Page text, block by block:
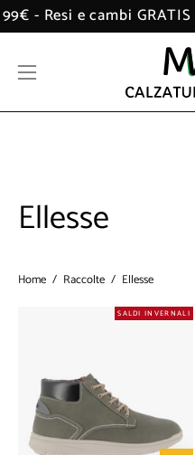
Salta
al
- Resi e cambi GRATIS
Apri
menu
Ellesse
Home / Raccolte / Ellesse
Sneakers
Uomo
-
Oliva
SALDI INVERNALI